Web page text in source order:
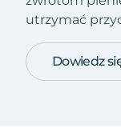
utrzymać
Dowiedz